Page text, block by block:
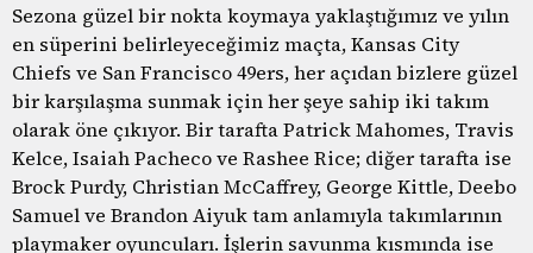
Sezona güzel bir nokta koymaya yaklaştığımız ve yılın
en süperini belirleyeceğimiz maçta, Kansas City
Chiefs ve San Francisco 49ers, her açıdan bizlere güzel
bir karşılaşma sunmak için her şeye sahip iki takım
olarak öne çıkıyor. Bir tarafta Patrick Mahomes, Travis
Kelce, Isaiah Pacheco ve Rashee Rice; diğer tarafta ise
Brock Purdy, Christian McCaffrey, George Kittle, Deebo
Samuel ve Brandon Aiyuk tam anlamıyla takımlarının
playmaker oyuncuları. İşlerin savunma kısmında ise